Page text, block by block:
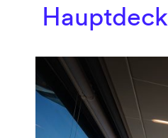
Hauptdeck